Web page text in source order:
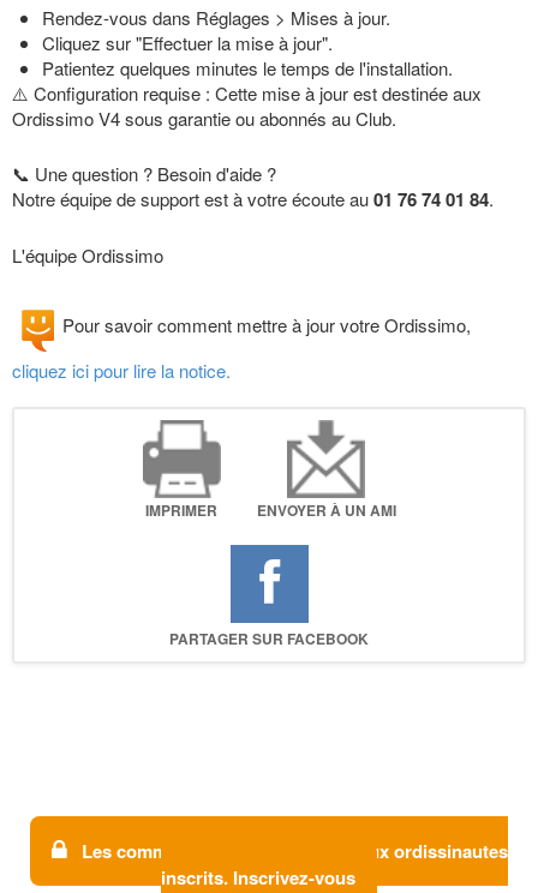
Rendez-vous dans Réglages > Mises à jour.
Cliquez sur "Effectuer la mise à jour".
Patientez quelques minutes le temps de l'installation.
⚠️ Configuration requise : Cette mise à jour est destinée aux
Ordissimo V4 sous garantie ou abonnés au Club.
📞 Une question ? Besoin d'aide ?
Notre équipe de support est à votre écoute au01 76 74 01 84.
L'équipe Ordissimo
Pour savoir comment mettre à jour votre Ordissimo,
cliquez ici pour lire la notice.
IMPRIMER ENVOYER À UN AMI
PARTAGER SUR FACEBOOK
Les commentaires sont réservés aux ordissinautes
inscrits. Inscrivez-vous